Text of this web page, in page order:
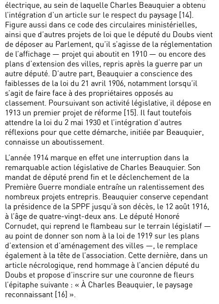
électrique, au sein de laquelle Charles Beauquier a obtenu
l’intégration d’un article sur le respect du paysage [14].
Figure aussi dans ce code des circulaires ministérielles,
ainsi que d’autres projets de loi que le député du Doubs vient
de déposer au Parlement, qu’il s’agisse de la réglementation
de l’affichage — projet qui aboutit en 1910 — ou encore des
plans d’extension des villes, repris après la guerre par un
autre député. D’autre part, Beauquier a conscience des
faiblesses de la loi du 21 avril 1906, notamment lorsqu’il
s’agit de faire face à des propriétaires opposés au
classement. Poursuivant son activité législative, il dépose en
1913 un premier projet de réforme [15]. Il faut toutefois
attendre la loi du 2 mai 1930 et l’intégration d’autres
réflexions pour que cette démarche, initiée par Beauquier,
connaisse un aboutissement.
L’année 1914 marque en effet une interruption dans la
remarquable action législative de Charles Beauquier. Son
mandat de député prend fin et le déclenchement de la
Première Guerre mondiale entraîne un ralentissement des
nombreux projets entrepris. Beauquier conserve cependant
la présidence de la SPPF jusqu’à son décès, le 12 août 1916,
à l’âge de quatre-vingt-deux ans. Le député Honoré
Cornudet, qui reprend le flambeau sur le terrain législatif —
au point de donner son nom à la loi de 1919 sur les plans
d’extension et d’aménagement des villes —, le remplace
également à la tête de l’association. Cette dernière, dans un
article nécrologique, rend hommage à l’ancien député du
Doubs et propose d’inscrire sur une couronne de fleurs
l’épitaphe suivante : « À Charles Beauquier, le paysage
reconnaissant [16] ».